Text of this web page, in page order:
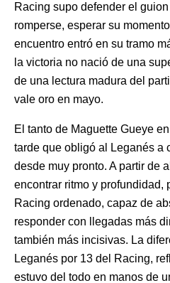
Racing supo defender el
romperse, esperar su
encuentro entró en su tramo
la victoria no nació de una
de una lectura madura del
vale oro en mayo.
El tanto de Maguette Gueye
tarde que obligó al Leganés a
desde muy pronto. A partir de
encontrar ritmo y profundidad,
Racing ordenado, capaz de
responder con llegadas más
también más incisivas. La
Leganés por 13 del Racing,
estuvo del todo en manos de